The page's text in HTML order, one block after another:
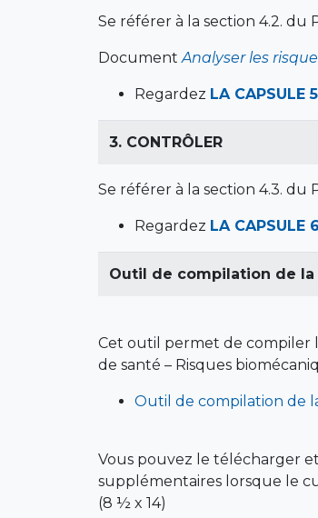
Se référer à la section 4.2. du
DocumentAnalyser les
Regardez LA CAPSULE
3. CONTRÔLER
Se référer à la section 4.3. du
Regardez LA CAPSULE
Outil de compilation de la
Cet outil permet de compiler
de santé – Risques
Outil de compilation de
Vous pouvez le télécharger
supplémentaires lorsque le
(8 ½ x 14)